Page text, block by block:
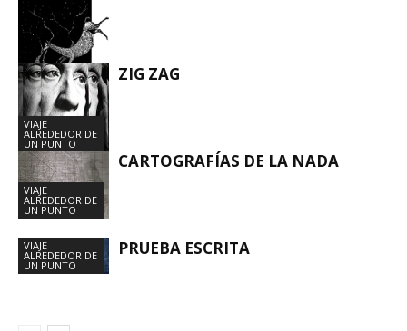
VIAJE
ALREDEDOR DE
UN PUNTO
VIAJE
ALREDEDOR DE
UN PUNTO
ZIG ZAG
VIAJE
ALREDEDOR DE
UN PUNTO
CARTOGRAFÍAS DE LA NADA
VIAJE
ALREDEDOR DE
UN PUNTO
PRUEBA ESCRITA